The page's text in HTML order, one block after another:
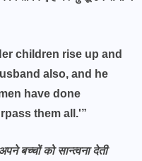
children rise up and
also, and he
have done
them all.'”
बच्‍चों को सान्‍त्‍वना देती